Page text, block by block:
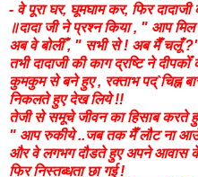
- वे पूरा घर, घूमघाम कर, फिर
॥दादा जी ने प्रश्न किया , " आप
अब वे बोलीँ , " सभी से ! अब मैँ चलूँ
तभी दादाजी की काग द्रष्टि ने
कुमकुम से बने हुए , रक्ताभ पद्`चिह्न
निकलते हुए देख लिये !!
तेजी से समूचे जीवन का हिसाब करते
" आप रुकीये ..जब तक मैँ लौट ना
और वे लगभग दौडते हुए अपने आवास
फिर निस्तब्धता छा गई !